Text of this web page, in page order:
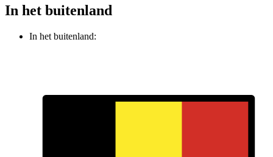
In het buitenland
In het buitenland: